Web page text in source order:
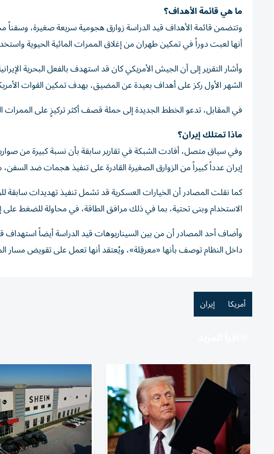
ما هي قائمة الأهداف؟
وتتضمن قائمة الأهداف قيد الدراسة زوارق هجومية سريعة صغيرة، وسفناً
أنها لعبت دوراً في تمكين طهران من إغلاق الممرات المائية الحيوية
وأشار التقرير إلى أن الجيش الأمريكي كان قد استهدف بالفعل البحرية
الشهر الأول ركز على أهداف بعيدة عن المضيق، بهدف تمكين القوات
في المقابل، تدعو الخطط الجديدة إلى حملة قصف أكثر تركيزٍ على الممرات
ماذا تمتلك إيران؟
وفي سياق متصل، أفادت الشبكة في تقارير سابقة بأن نسبة كبيرة من
إيران عدداً كبيراً من الزوارق الصغيرة القادرة على تنفيذ هجمات ضد
كما نقلت المصادر أن الخيارات العسكرية قد تشمل تنفيذ تهديدات سابقة
الاستخدام وبنى تحتية، بما في ذلك مرافق الطاقة، في محاولة للضغط على
وأضاف أحد المصادر أن من بين السيناريوهات قيد الدراسة أيضاً
داخل النظام توصف بأنها «معرقِلة»، ويُعتقد أنها تعمل على تقويض مسار
أمريكا إيران